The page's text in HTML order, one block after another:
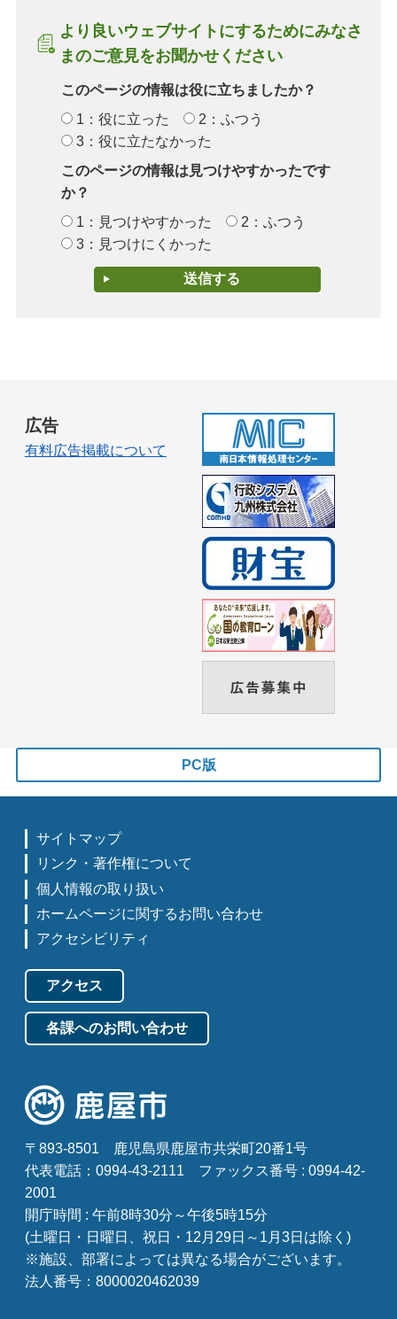
より良いウェブサイトにするためにみなさ
まのご意見をお聞かせください
このページの情報は役に立ちましたか？
1：役に立った
2：ふつう
3：役に立たなかった
このページの情報は見つけやすかったです
か？
1：見つけやすかった
2：ふつう
3：見つけにくかった
広告
有料広告掲載について
PC版
サイトマップ
リンク・著作権について
個人情報の取り扱い
ホームページに関するお問い合わせ
アクセシビリティ
アクセス
各課へのお問い合わせ
〒893-8501
鹿児島県鹿屋市共栄町20番1号
代表電話：0994-43-2111
ファックス番号 : 0994-42-
2001
開庁時間 : 午前8時30分～午後5時15分
(土曜日・日曜日、祝日・12月29日～1月3日は除く)
※施設、部署によっては異なる場合がございます。
法人番号：8000020462039